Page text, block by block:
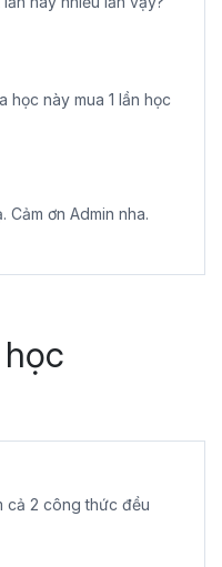
học này mua 1 lần học
Cảm ơn Admin nha.
cả 2 công thức đều